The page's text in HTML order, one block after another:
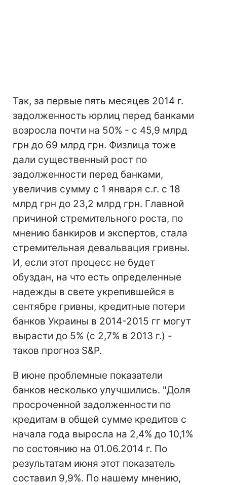
Так, за первые пять месяцев 2014 г.
задолженность юрлиц перед банками
возросла почти на 50% - с 45,9 млрд
грн до 69 млрд грн. Физлица тоже
дали существенный рост по
задолженности перед банками,
увеличив сумму с 1 января с.г. с 18
млрд грн до 23,2 млрд грн. Главной
причиной стремительного роста, по
мнению банкиров и экспертов, стала
стремительная девальвация гривны.
И, если этот процесс не будет
обуздан, на что есть определенные
надежды в свете укрепившейся в
сентябре гривны, кредитные потери
банков Украины в 2014-2015 гг могут
вырасти до 5% (с 2,7% в 2013 г.) -
таков прогноз S&P.
В июне проблемные показатели
банков несколько улучшились. "Доля
просроченной задолженности по
кредитам в общей сумме кредитов с
начала года выросла на 2,4% до 10,1%
по состоянию на 01.06.2014 г. По
результатам июня этот показатель
составил 9,9%. По нашему мнению,